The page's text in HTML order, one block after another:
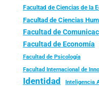
Facultad de Ciencias de la
Facultad de Ciencias
Facultad de
Facultad de Economía
Facultad de Psicología
Facultad Internacional de
Identidad Inteligencia